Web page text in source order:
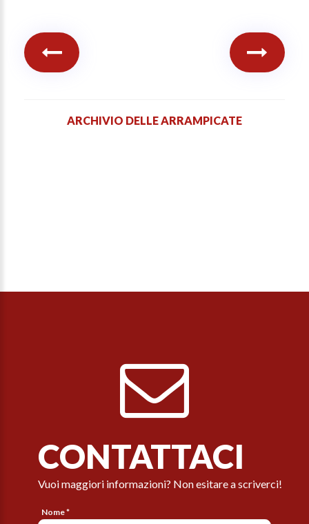
ARCHIVIO DELLE ARRAMPICATE
CONTATTACI
Vuoi maggiori informazioni? Non esitare a scriverci!
Nome *